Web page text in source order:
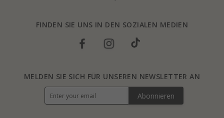
FINDEN SIE UNS IN DEN SOZIALEN MEDIEN
MELDEN SIE SICH FÜR UNSEREN NEWSLETTER AN
Abonnieren